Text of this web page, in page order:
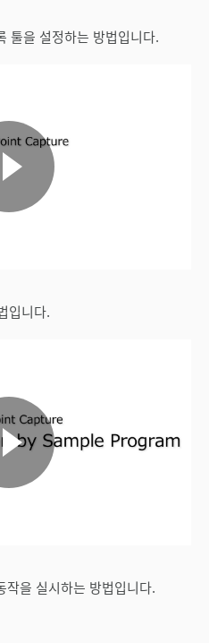
툴을 설정하는 방법입니다.
입니다.
작을 실시하는 방법입니다.